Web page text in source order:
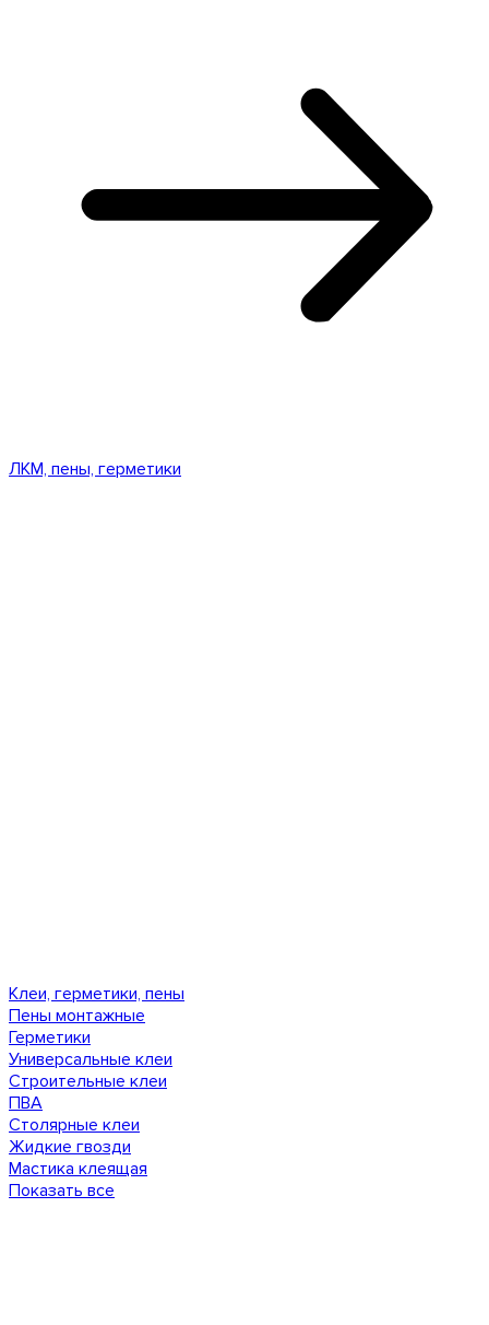
ЛКМ, пены, герметики
Клеи, герметики, пены
Пены монтажные
Герметики
Универсальные клеи
Строительные клеи
ПВА
Столярные клеи
Жидкие гвозди
Мастика клеящая
Показать все